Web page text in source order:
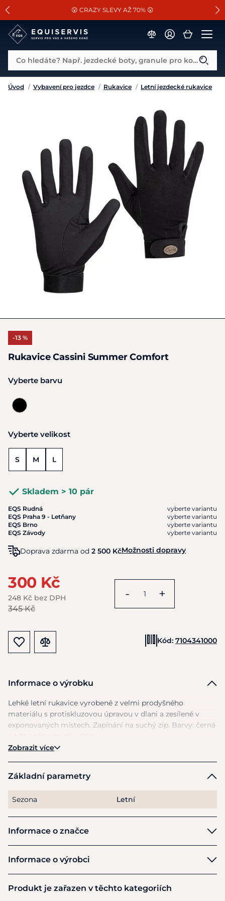
SLEVA 13% na vše od Cassini!
😮 CRAZY SLEVY AŽ 70% 😮
📐Pasování a doplňky k vybraným sedlům ZDARMA 🐴
Co hledáte? Např. jezdecké boty, granule pro koně...
Úvod / Vybavení pro jezdce / Rukavice / Letní jezdecké rukavice
-13 %
Rukavice Cassini Summer Comfort
Vyberte barvu
Vyberte velikost
S M L
Skladem > 10 pár
EQS Rudná
vyberte variantu
EQS Praha 9 - Letňany
vyberte variantu
EQS Brno
vyberte variantu
EQS Závody
vyberte variantu
Doprava zdarma od 2 500 KčMožnosti dopravy
300 Kč
248 Kč bez DPH
345 Kč
- +
Kód: 7104341000
Informace o výrobku
Lehké letní rukavice vyrobené z velmi prodyšného
materiálu s protiskluzovou úpravou v dlani a zesílené v
exponovaných místech. Zapínání na suchý zip. Barvy: černá
Zobrazit více
Základní parametry
Sezona Letní
Informace o značce
Informace o výrobci
Equiservis s.r.o.
Produkt je zařazen v těchto kategoriích